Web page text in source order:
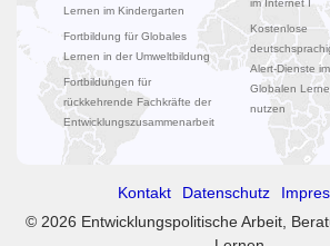
Lernen im Kindergarten
Fortbildung für Globales
Lernen in der Umweltbildung
Fortbildungen für
rückkehrende Fachkräfte der
Entwicklungszusammenarbeit
im Internet I
Kostenlose
Alert-Dienste im
Globalen
nutzen
Kontakt Datenschutz
© 2026 Entwicklungspolitische Arbeit,